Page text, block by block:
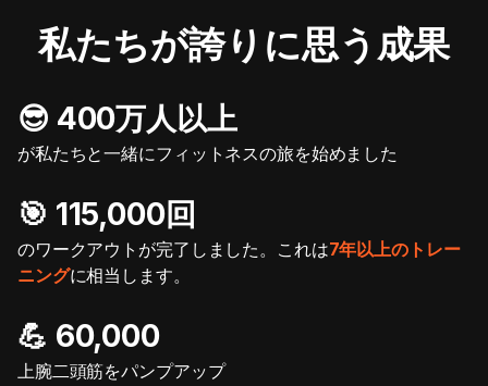
私たちが誇りに思う成果
😎 400万人以上
が私たちと一緒にフィットネスの旅を始めました
🎯️ 115,000回
のワークアウトが完了しました。これは7年以上のトレー
ニングに相当します。
💪 60,000
上腕二頭筋をパンプアップ